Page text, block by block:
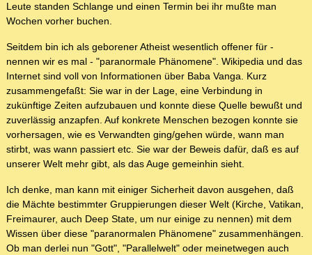
Leute standen Schlange und einen Termin bei ihr mußte man
Wochen vorher buchen.
Seitdem bin ich als geborener Atheist wesentlich offener für -
nennen wir es mal - "paranormale Phänomene". Wikipedia und das
Internet sind voll von Informationen über Baba Vanga. Kurz
zusammengefaßt: Sie war in der Lage, eine Verbindung in
zukünftige Zeiten aufzubauen und konnte diese Quelle bewußt und
zuverlässig anzapfen. Auf konkrete Menschen bezogen konnte sie
vorhersagen, wie es Verwandten ging/gehen würde, wann man
stirbt, was wann passiert etc. Sie war der Beweis dafür, daß es auf
unserer Welt mehr gibt, als das Auge gemeinhin sieht.
Ich denke, man kann mit einiger Sicherheit davon ausgehen, daß
die Mächte bestimmter Gruppierungen dieser Welt (Kirche, Vatikan,
Freimaurer, auch Deep State, um nur einige zu nennen) mit dem
Wissen über diese "paranormalen Phänomene" zusammenhängen.
Ob man derlei nun "Gott", "Parallelwelt" oder meinetwegen auch